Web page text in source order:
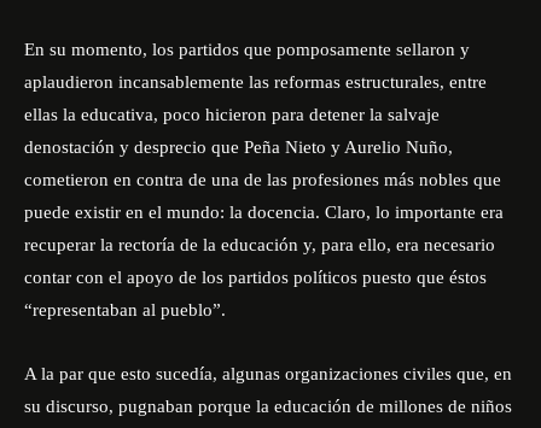
En su momento, los partidos que pomposamente sellaron y
aplaudieron incansablemente las reformas estructurales, entre
ellas la educativa, poco hicieron para detener la salvaje
denostación y desprecio que Peña Nieto y Aurelio Nuño,
cometieron en contra de una de las profesiones más nobles que
puede existir en el mundo: la docencia. Claro, lo importante era
recuperar la rectoría de la educación y, para ello, era necesario
contar con el apoyo de los partidos políticos puesto que éstos
“representaban al pueblo”.
A la par que esto sucedía, algunas organizaciones civiles que, en
su discurso, pugnaban porque la educación de millones de niños